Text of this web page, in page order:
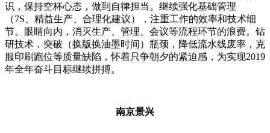
识，保持空杯心态，做到自律担当。继续强化基础管理
（7S、精益生产、合理化建议），注重工作的效率和技术细
节。眼睛向内，消灭生产、管理、会议等流程环节的浪费。钻
研技术，突破（换版换油墨时间）瓶颈，降低流水线废率，克
服印刷跑位等质量缺陷，怀着只争朝夕的紧迫感，为实现2019
年全年奋斗目标继续拼搏。
南京景兴